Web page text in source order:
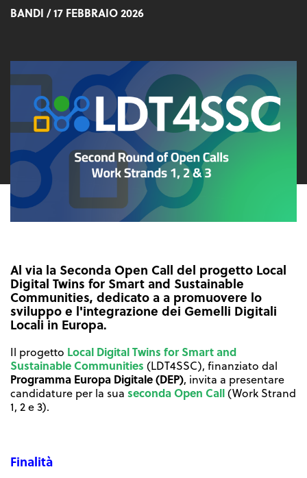
BANDI / 17 FEBBRAIO 2026
Al via la Seconda Open Call del progetto Local
Digital Twins for Smart and Sustainable
Communities, dedicato a a promuovere lo
sviluppo e l'integrazione dei Gemelli Digitali
Locali in Europa.
Il progetto Local Digital Twins for Smart and
Sustainable Communities (LDT4SSC), finanziato dal
Programma Europa Digitale (DEP), invita a presentare
candidature per la sua seconda Open Call(Work Strand
1, 2 e 3).
Finalità